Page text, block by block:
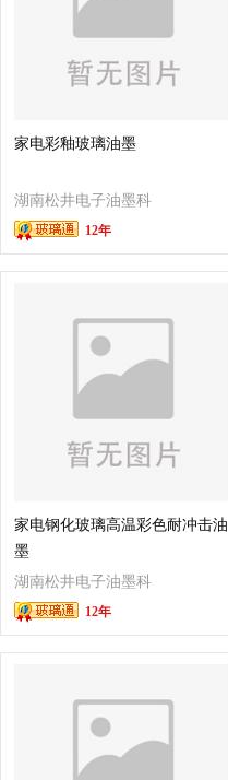
家电彩釉玻璃油墨
湖南松井电子油墨科
技有限公司12年
家电钢化玻璃高温彩色耐冲击油
墨
湖南松井电子油墨科
技有限公司12年